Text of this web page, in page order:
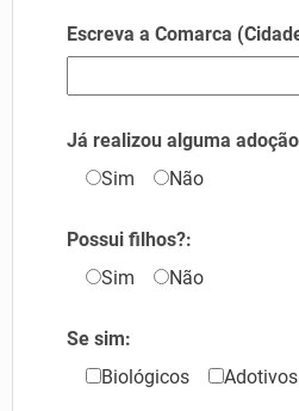
Escreva a Comarca
Já realizou alguma
Sim
Não
Possui filhos?:
Sim
Não
Se sim:
Biológicos
Adotivos